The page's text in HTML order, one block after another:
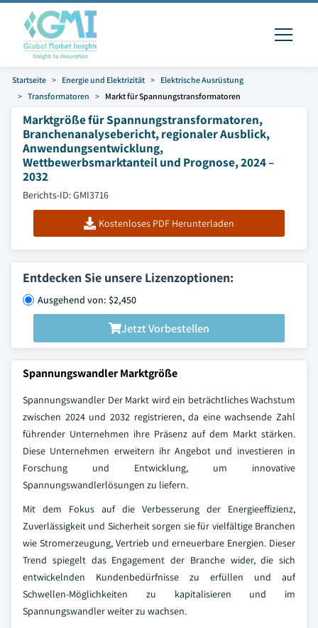
Startseite Energie und Elektrizität
Elektrische Ausrüstung
Transformatoren
Markt für Spannungstransformatoren
Marktgröße für Spannungstransformatoren,
Branchenanalysebericht, regionaler Ausblick,
Anwendungsentwicklung,
Wettbewerbsmarktanteil und Prognose, 2024 –
2032
Berichts-ID: GMI3716
Kostenloses PDF Herunterladen
Entdecken Sie unsere Lizenzoptionen:
Ausgehend von: $2,450
Jetzt Vorbestellen
Spannungswandler Marktgröße
Spannungswandler Der Markt wird ein beträchtliches Wachstum
zwischen 2024 und 2032 registrieren, da eine wachsende Zahl
führender Unternehmen ihre Präsenz auf dem Markt stärken.
Diese Unternehmen erweitern ihr Angebot und investieren in
Forschung und Entwicklung, um innovative
Spannungswandlerlösungen zu liefern.
Mit dem Fokus auf die Verbesserung der Energieeffizienz,
Zuverlässigkeit und Sicherheit sorgen sie für vielfältige Branchen
wie Stromerzeugung, Vertrieb und erneuerbare Energien. Dieser
Trend spiegelt das Engagement der Branche wider, die sich
entwickelnden Kundenbedürfnisse zu erfüllen und auf
Schwellen-Möglichkeiten zu kapitalisieren und im
Spannungswandler weiter zu wachsen.